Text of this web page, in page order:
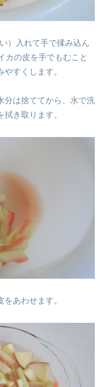
）入れて手で揉み込ん
カの皮を手でもむこと
すくします。
分は捨ててから、水で洗
き取ります。
あわせます。